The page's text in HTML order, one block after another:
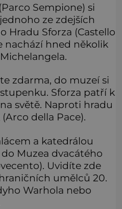
Sempione) si
ze zdejších
Hradu Sforza (Castello
nachází hned několik
zdarma, do muzeí si
Sforza patří k
světě. Naproti hradu
della Pace).
a katedrálou
Muzea dvacátého
Uvidíte zde
umělců 20.
Warhola nebo